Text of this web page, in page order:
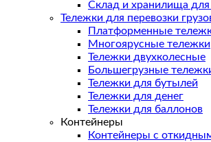
Склад и хранилища для
Тележки для перевозки
Платформенные
Многоярусные тележки
Тележки двухколесные
Большегрузные
Тележки для бутылей
Тележки для денег
Тележки для баллонов
Контейнеры
Контейнеры с